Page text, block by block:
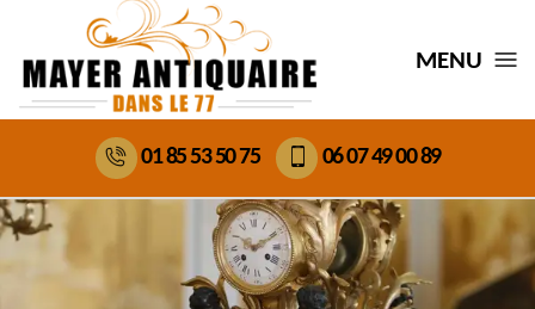
MENU
01 85 53 50 75 06 07 49 00 89